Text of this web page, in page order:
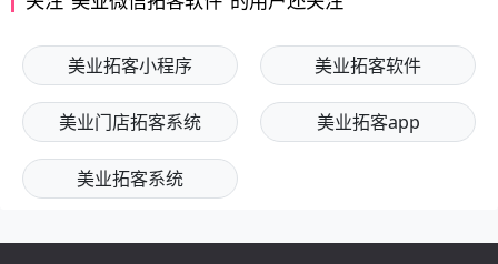
美业拓客小程序 美业拓客软件
美业门店拓客系统 美业拓客app
美业拓客系统